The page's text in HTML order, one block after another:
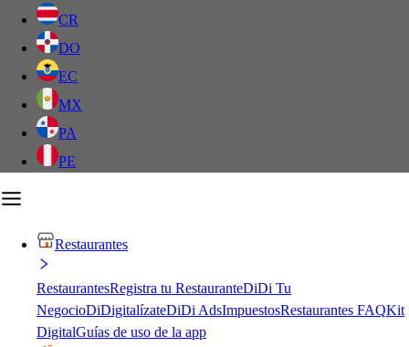
CR
DO
EC
MX
PA
PE
Restaurantes
RestaurantesRegistra tu RestauranteDiDi Tu
NegocioDiDigitalízateDiDi AdsImpuestosRestaurantes FAQKit
DigitalGuías de uso de la app